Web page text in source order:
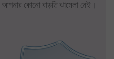
কোনো বাড়তি ঝামেলা নেই।